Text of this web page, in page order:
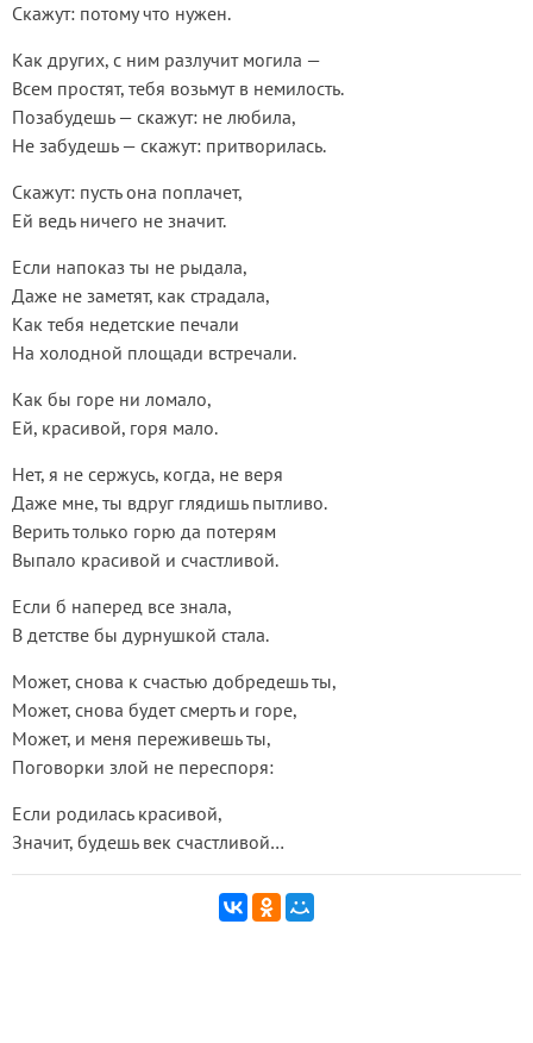
Скажут: потому что нужен.
Как других, с ним разлучит могила —
Всем простят, тебя возьмут в немилость.
Позабудешь — скажут: не любила,
Не забудешь — скажут: притворилась.
Скажут: пусть она поплачет,
Ей ведь ничего не значит.
Если напоказ ты не рыдала,
Даже не заметят, как страдала,
Как тебя недетские печали
На холодной площади встречали.
Как бы горе ни ломало,
Ей, красивой, горя мало.
Нет, я не сержусь, когда, не веря
Даже мне, ты вдруг глядишь пытливо.
Верить только горю да потерям
Выпало красивой и счастливой.
Если б наперед все знала,
В детстве бы дурнушкой стала.
Может, снова к счастью добредешь ты,
Может, снова будет смерть и горе,
Может, и меня переживешь ты,
Поговорки злой не переспоря:
Если родилась красивой,
Значит, будешь век счастливой…